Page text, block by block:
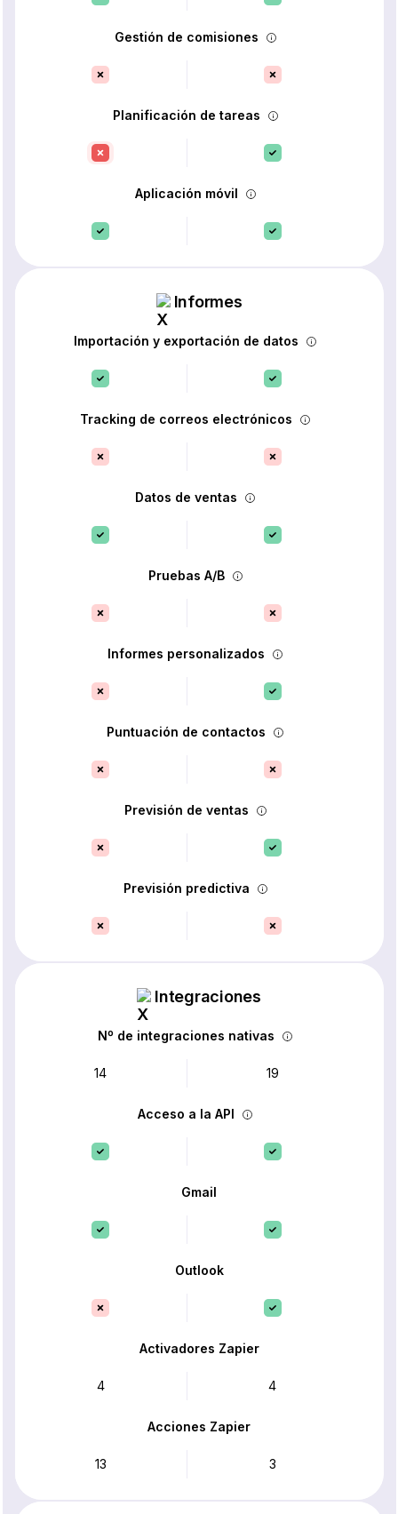
Gestión de comisiones
Planificación de tareas
Aplicación móvil
Informes
Importación y exportación de datos
Tracking de correos electrónicos
Datos de ventas
Pruebas A/B
Informes personalizados
Puntuación de contactos
Previsión de ventas
Previsión predictiva
Integraciones
Nº de integraciones nativas
14 19
Acceso a la API
Gmail
Outlook
Activadores Zapier
4 4
Acciones Zapier
13 3